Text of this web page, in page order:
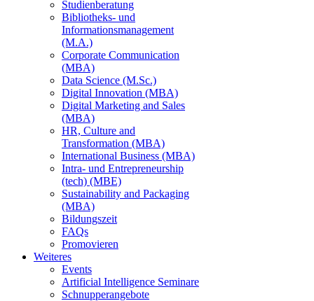
Studienberatung
Bibliotheks- und
Informationsmanagement
(M.A.)
Corporate Communication
(MBA)
Data Science (M.Sc.)
Digital Innovation (MBA)
Digital Marketing and Sales
(MBA)
HR, Culture and
Transformation (MBA)
International Business (MBA)
Intra- und Entrepreneurship
(tech) (MBE)
Sustainability and Packaging
(MBA)
Bildungszeit
FAQs
Promovieren
Weiteres
Events
Artificial Intelligence Seminare
Schnupperangebote